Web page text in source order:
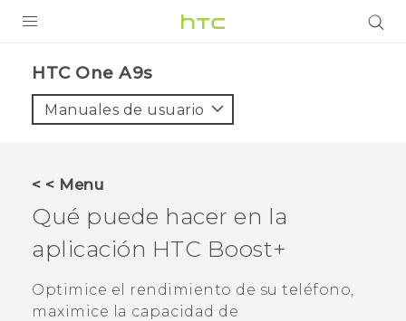
VIVE
VIVERSE
AYUDA
HTC One A9s‎
Manuales de usuario
< < Menu
Qué puede hacer en la
aplicación HTC Boost+
Optimice el rendimiento de su teléfono,
maximice la capacidad de